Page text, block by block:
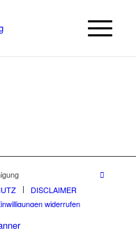
DISCLAIMER
widerrufen